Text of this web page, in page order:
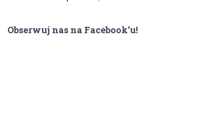
Obserwuj nas na Facebook’u!